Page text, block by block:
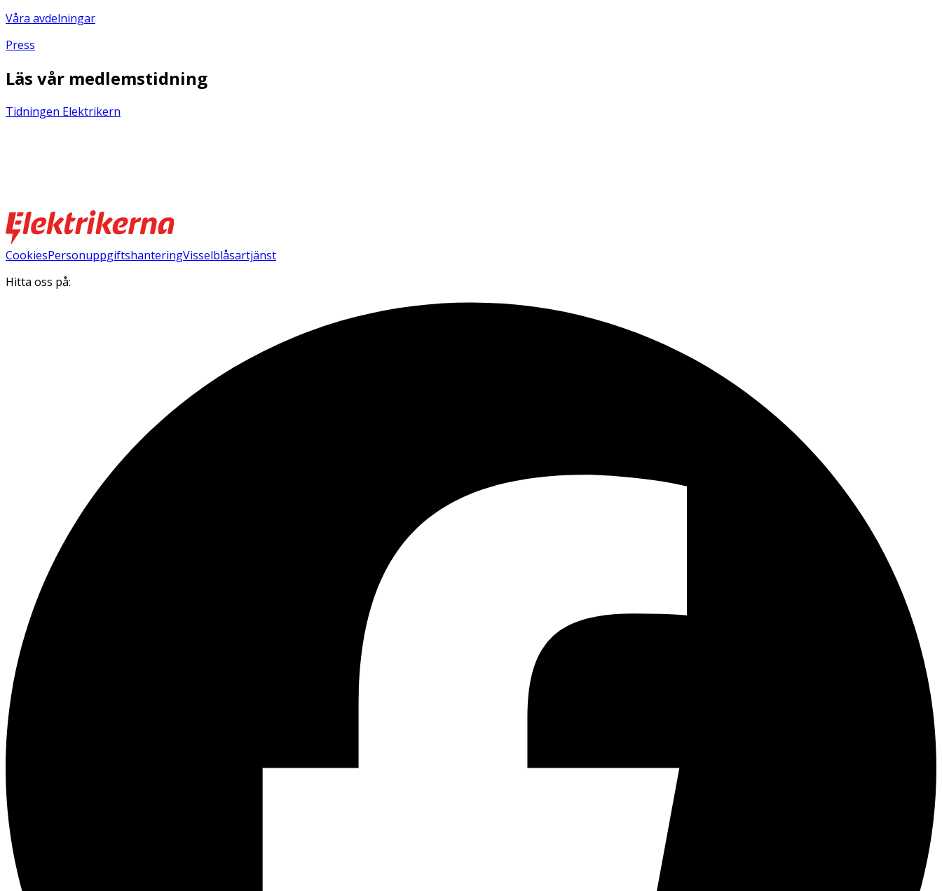
Våra avdelningar
Press
Läs vår medlemstidning
Tidningen Elektrikern
CookiesPersonuppgiftshanteringVisselblåsartjänst
Hitta oss på: